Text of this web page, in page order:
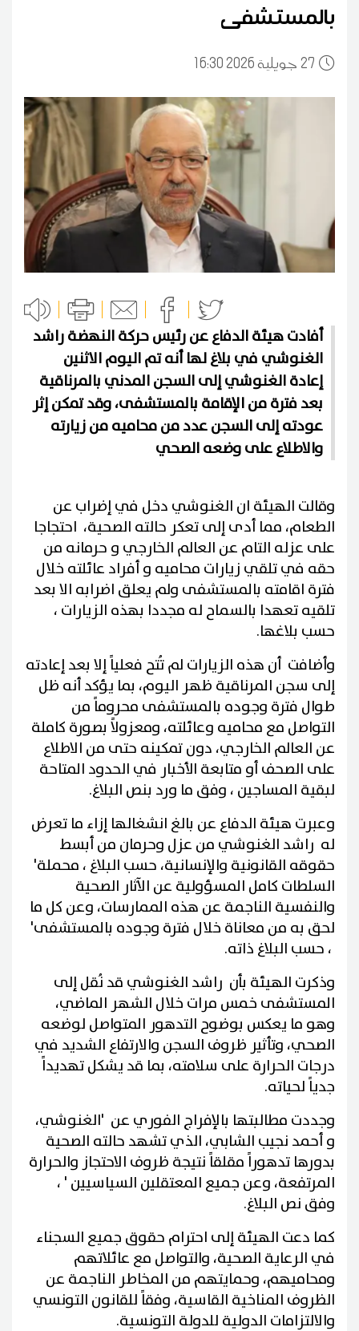
بالمستشفى
27 16:30 2026 جويلية
أفادت هيئة الدفاع عن رئيس حركة النهضة راشد
الغنوشي في بلاغ لها أنه تم اليوم الاثنين
إعادة الغنوشي إلى السجن المدني بالمرناقية
بعد فترة من الإقامة بالمستشفى، وقد تمكن إثر
عودته إلى السجن عدد من محاميه من زيارته
والاطلاع على وضعه الصحي
وقالت الهيئة ان الغنوشي دخل في إضراب عن
الطعام، مما أدى إلى تعكر حالته الصحية، احتجاجا
على عزله التام عن العالم الخارجي و حرمانه من
حقه في تلقي زيارات محاميه و أفراد عائلته خلال
فترة اقامته بالمستشفى ولم يعلق اضرابه الا بعد
تلقيه تعهدا بالسماح له مجددا بهذه الزيارات ،
حسب بلاغها.
وأضافت أن هذه الزيارات لم تُتح فعلياً إلا بعد إعادته
إلى سجن المرناقية ظهر اليوم، بما يؤكد أنه ظل
طوال فترة وجوده بالمستشفى محروماً من
التواصل مع محاميه وعائلته، ومعزولاً بصورة كاملة
عن العالم الخارجي، دون تمكينه حتى من الاطلاع
على الصحف أو متابعة الأخبار في الحدود المتاحة
لبقية المساجين ، وفق ما ورد بنص البلاغ.
وعبرت هيئة الدفاع عن بالغ انشغالها إزاء ما تعرض
له راشد الغنوشي من عزل وحرمان من أبسط
حقوقه القانونية والإنسانية، حسب البلاغ ، محملة'
السلطات كامل المسؤولية عن الآثار الصحية
والنفسية الناجمة عن هذه الممارسات، وعن كل ما
لحق به من معاناة خلال فترة وجوده بالمستشفى'
، حسب البلاغ ذاته.
وذكرت الهيئة بأن راشد الغنوشي قد نُقل إلى
المستشفى خمس مرات خلال الشهر الماضي،
وهو ما يعكس بوضوح التدهور المتواصل لوضعه
الصحي، وتأثير ظروف السجن والارتفاع الشديد في
درجات الحرارة على سلامته، بما قد يشكل تهديداً
جدياً لحياته.
وجددت مطالبتها بالإفراج الفوري عن 'الغنوشي،
و أحمد نجيب الشابي، الذي تشهد حالته الصحية
بدورها تدهوراً مقلقاً نتيجة ظروف الاحتجاز والحرارة
المرتفعة، وعن جميع المعتقلين السياسيين ' ،
وفق نص البلاغ.
كما دعت الهيئة إلى احترام حقوق جميع السجناء
في الرعاية الصحية، والتواصل مع عائلاتهم
ومحاميهم، وحمايتهم من المخاطر الناجمة عن
الظروف المناخية القاسية، وفقاً للقانون التونسي
والالتزامات الدولية للدولة التونسية.